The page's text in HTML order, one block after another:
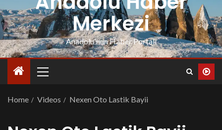
Merkezi
Anadolu'nun Haber Portalı
Home Videos Nexen Oto Lastik Bayii